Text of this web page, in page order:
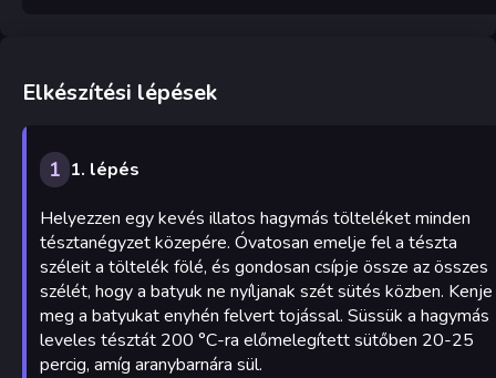
Elkészítési lépések
1 1. lépés
Helyezzen egy kevés illatos hagymás tölteléket minden
tésztanégyzet közepére. Óvatosan emelje fel a tészta
széleit a töltelék fölé, és gondosan csípje össze az összes
szélét, hogy a batyuk ne nyíljanak szét sütés közben. Kenje
meg a batyukat enyhén felvert tojással. Süssük a hagymás
leveles tésztát 200 °C-ra előmelegített sütőben 20-25
percig, amíg aranybarnára sül.